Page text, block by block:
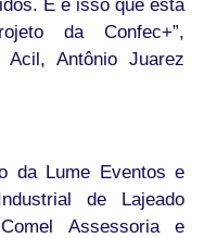
E é isso que está
da Confec+”,
Antônio Juarez
da Lume Eventos e
de Lajeado
Assessoria e